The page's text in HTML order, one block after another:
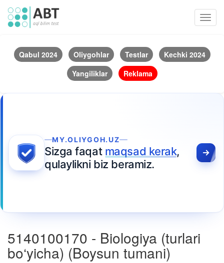
Qabul 2024 Oliygohlar Testlar
Kechki 2024
Yangiliklar
Reklama
MY.OLIYGOH.UZ
Sizga faqat maqsad kerak,
qulaylikni biz beramiz.
5140100170 - Biologiya (turlari
bo‘yicha) (Boysun tumani)